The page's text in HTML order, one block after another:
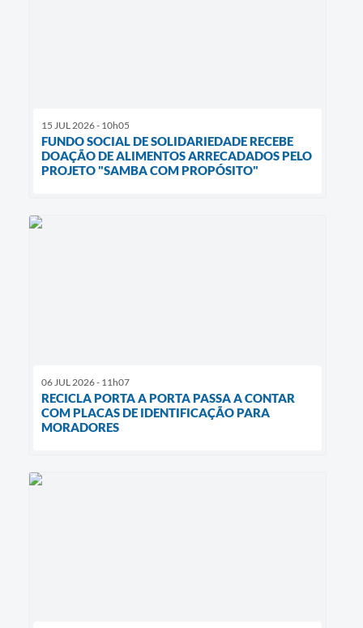
15 JUL 2026 - 10h05
FUNDO SOCIAL DE SOLIDARIEDADE RECEBE
DOAÇÃO DE ALIMENTOS ARRECADADOS PELO
PROJETO "SAMBA COM PROPÓSITO"
06 JUL 2026 - 11h07
RECICLA PORTA A PORTA PASSA A CONTAR
COM PLACAS DE IDENTIFICAÇÃO PARA
MORADORES